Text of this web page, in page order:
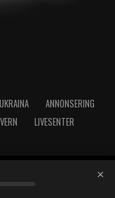
UKRAINA
ANNONSERING
LIVESENTER
- Haraldsgata 114,
52717273
×